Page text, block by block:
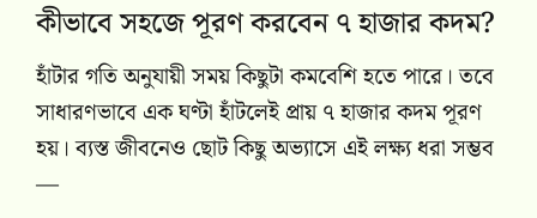
কীভাবে সহজে পূরণ করবেন ৭ হাজার কদম?
হাঁটার গতি অনুযায়ী সময় কিছুটা কমবেশি হতে পারে। তবে
সাধারণভাবে এক ঘণ্টা হাঁটলেই প্রায় ৭ হাজার কদম পূরণ
হয়। ব্যস্ত জীবনেও ছোট কিছু অভ্যাসে এই লক্ষ্য ধরা সম্ভব
—